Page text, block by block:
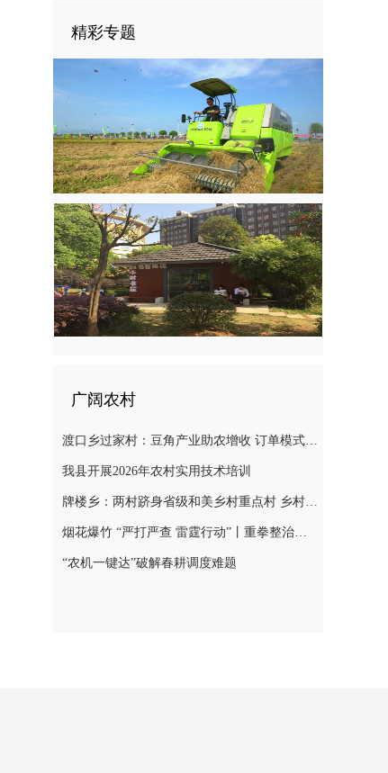
精彩专题
广阔农村
渡口乡过家村：豆角产业助农增收 订单模式铺就致富路
我县开展2026年农村实用技术培训
牌楼乡：两村跻身省级和美乡村重点村 乡村振兴迎来“加速跑”
烟花爆竹 “严打严查 雷霆行动”丨重拳整治非法储存烟花爆竹 筑牢辖区安全防线
“农机一键达”破解春耕调度难题